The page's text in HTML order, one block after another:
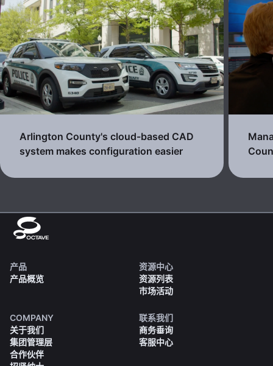
Arlington County's cloud-based CAD
system makes configuration easier
产品
产品概览
资源中心
资源列表
市场活动
COMPANY
关于我们
集团管理层
合作伙伴
联系我们
商务垂询
客服中心